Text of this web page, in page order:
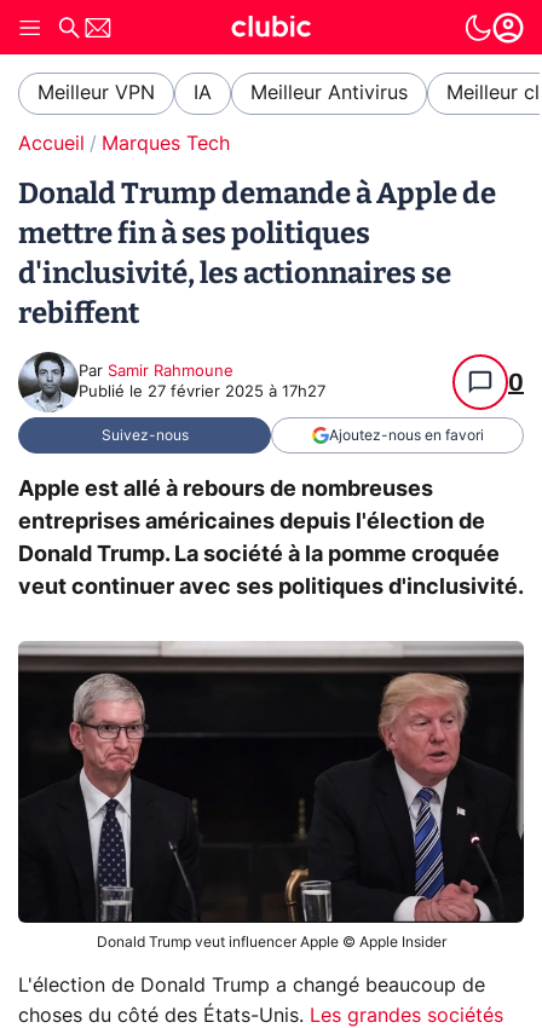
Meilleur VPN IA Meilleur Antivirus Meilleur
Accueil Marques Tech
Donald Trump demande à Apple de
mettre fin à ses politiques
d'inclusivité, les actionnaires se
rebiffent
Par Samir Rahmoune
Publié le 27 février 2025 à 17h27 0
Suivez-nous Ajoutez-nous en favori
Apple est allé à rebours de nombreuses
entreprises américaines depuis l'élection de
Donald Trump. La société à la pomme croquée
veut continuer avec ses politiques d'inclusivité.
Donald Trump veut influencer Apple © Apple Insider
L'élection de Donald Trump a changé beaucoup de
choses du côté des États-Unis. Les grandes sociétés